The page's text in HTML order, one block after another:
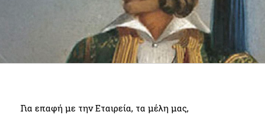
Για επαφή με την Εταιρεία, τα μέλη μας,